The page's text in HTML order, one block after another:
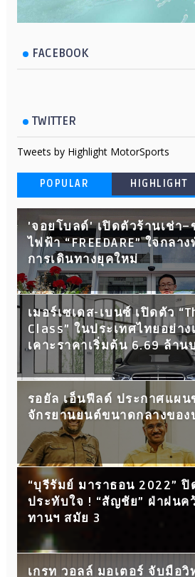
FACEBOOK
TWITTER
Tweets by Highlight MotorSports
POPULAR HIGHLIGHT
'จอยโบลด์' เปิดตัวร้านเช่า–
ไฟฟ้า “FREEDARE” ใจกล
การเดินทางยุคใหม่
เมอร์เซเดส-เบนซ์ เปิดตัว
Class” ในประเทศไทยอย่าง
เคาะราคาเริ่มต้น 6.69 ล้าน
รอยัล เอ็นฟีลด์ ประกาศแผน
จักรยานยนต์ขนาดกลางของ
“บุรีรัมย์ มาราธอน 2022” ปิ
ประทับใจ ! “สัญชัย” ฝ่าฝนค
ทานฯ สมัย 3
เกรท วอลล์ มอเตอร์ จับมือ